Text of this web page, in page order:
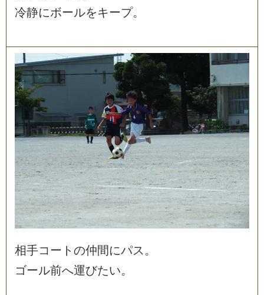
冷静にボールをキープ。
相手コ ー ト の仲間 にパス 。
ゴール前へ運びたい。